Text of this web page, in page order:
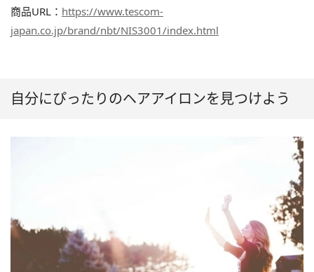
商品URL： https://www.tescom-
japan.co.jp/brand/nbt/NIS3001/index.html
自分にぴったりのヘアアイロンを見つけよう